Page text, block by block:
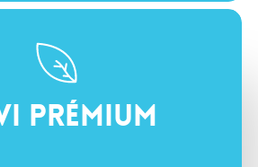
PRÉMIUM